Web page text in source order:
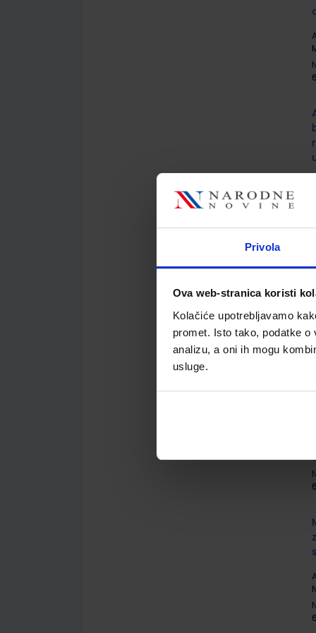
Privola
Ova web-stranica koristi
Kolačiće upotrebljavamo
promet. Isto tako, podatke
analizu, a oni ih mogu
usluge.